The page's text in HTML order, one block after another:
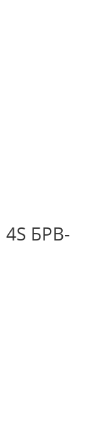
4S БРВ-